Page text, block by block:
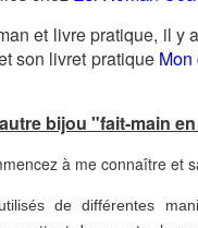
et livre pratique, il y
son livret pratique
bijou "fait-main
à me connaître et
de différentes